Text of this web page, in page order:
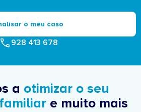
o meu caso
928 413 678
a otimizar o seu
e muito mais